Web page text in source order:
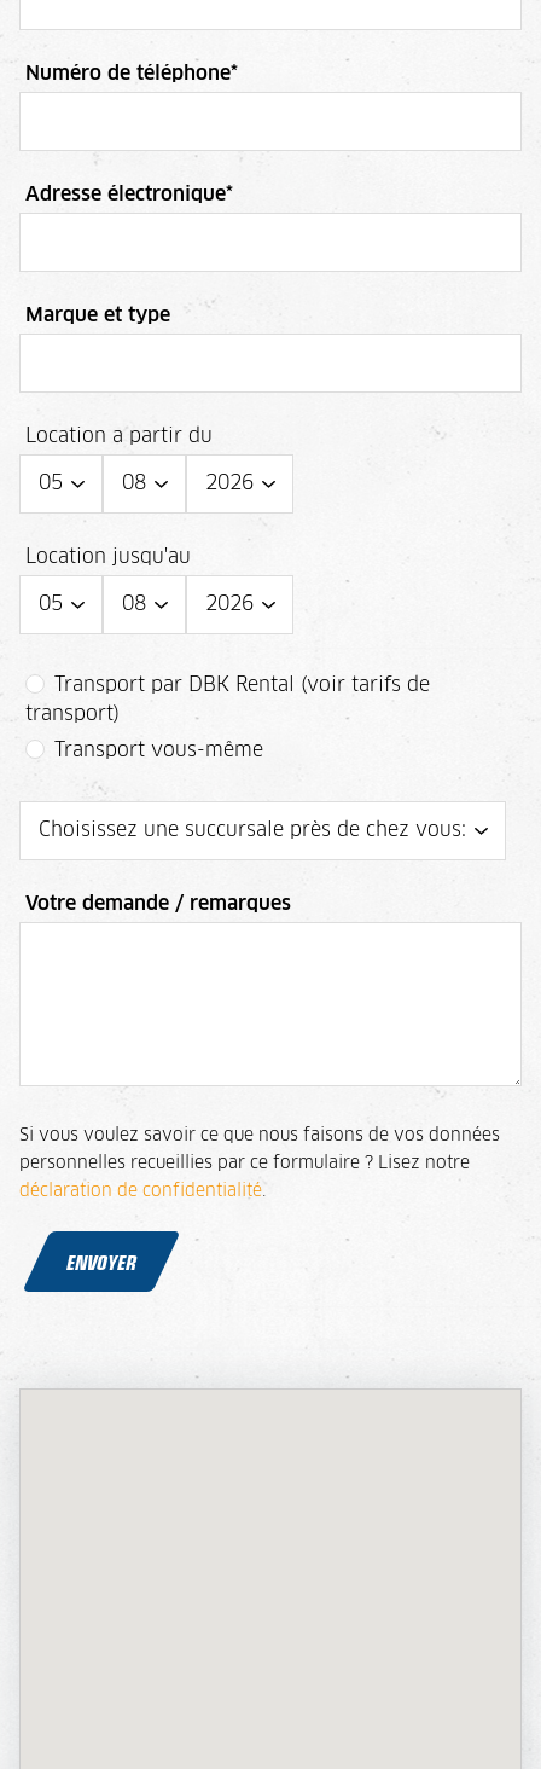
Numéro de téléphone*
Adresse électronique*
Marque et type
Location a partir du
Location jusqu'au
Transport par DBK Rental (voir tarifs de
transport)
Transport vous-même
Votre demande / remarques
Si vous voulez savoir ce que nous faisons de vos données
personnelles recueillies par ce formulaire ? Lisez notre
déclaration de confidentialité.
ENVOYER